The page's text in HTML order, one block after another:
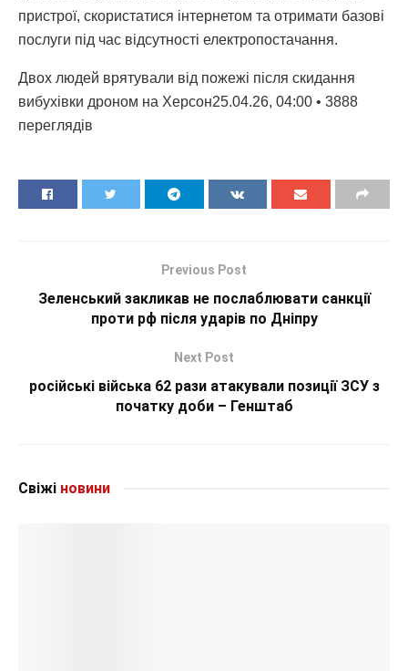
пристрої, скористатися інтернетом та отримати базові
послуги під час відсутності електропостачання.
Двох людей врятували від пожежі після скидання
вибухівки дроном на Херсон25.04.26, 04:00 • 3888
переглядiв
Previous Post
Зеленський закликав не послаблювати санкції
проти рф після ударів по Дніпру
Next Post
російські війська 62 рази атакували позиції ЗСУ з
початку доби – Генштаб
Свіжі новини